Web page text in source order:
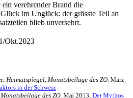
verehrender Brand die
im Unglück: der grösste Teil an
blieb unversehrt.
Okt.2023
Heimatspiegel, Monatsbeilage des ZO . März
in der Schweiz
des ZO . Mai 2013, Der Mythos